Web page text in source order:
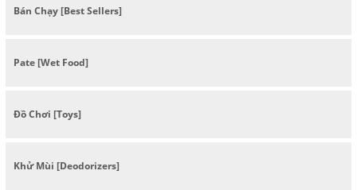
Bán Chạy [Best Sellers]
Pate [Wet Food]
Đồ Chơi [Toys]
Khử Mùi [Deodorizers]